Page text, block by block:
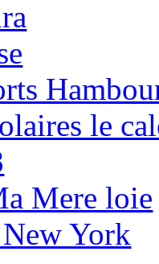
le
Mere loie
York